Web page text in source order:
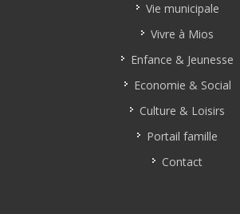
Vie municipale
Vivre à Mios
Enfance & Jeunesse
Economie & Social
Culture & Loisirs
Portail famille
Contact